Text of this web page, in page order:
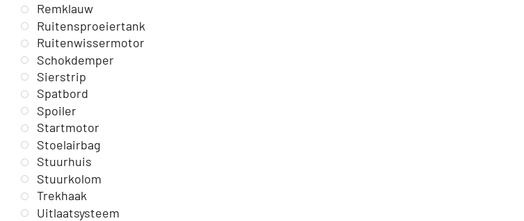
Remklauw
Ruitensproeiertank
Ruitenwissermotor
Schokdemper
Sierstrip
Spatbord
Spoiler
Startmotor
Stoelairbag
Stuurhuis
Stuurkolom
Trekhaak
Uitlaatsysteem